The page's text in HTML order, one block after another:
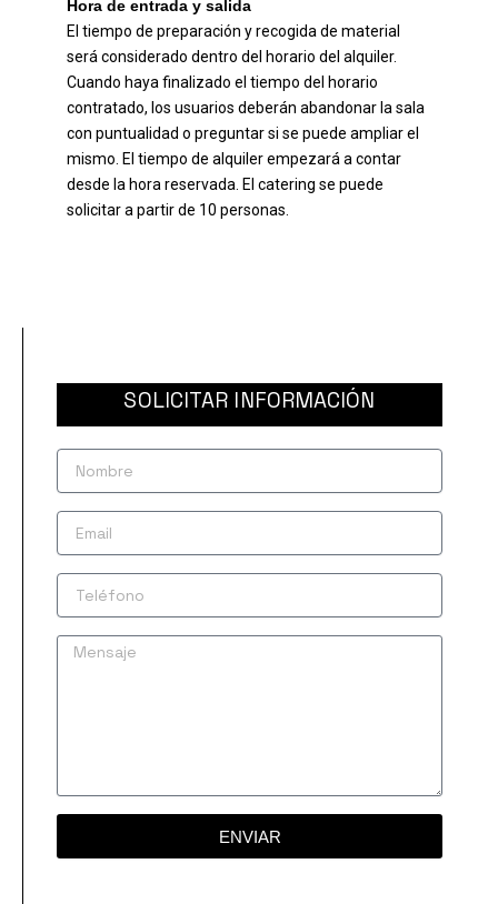
Hora de entrada y salida
El tiempo de preparación y recogida de material
será considerado dentro del horario del alquiler.
Cuando haya finalizado el tiempo del horario
contratado, los usuarios deberán abandonar la sala
con puntualidad o preguntar si se puede ampliar el
mismo. El tiempo de alquiler empezará a contar
desde la hora reservada. El catering se puede
solicitar a partir de 10 personas.
SOLICITAR INFORMACIÓN
Nombre
Email
Teléfono
Mensaje
ENVIAR